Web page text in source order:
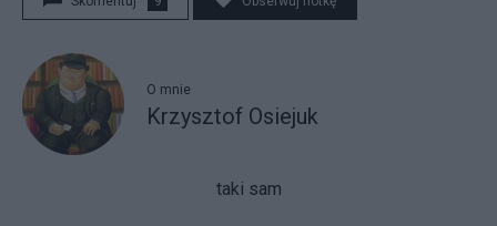
O mnie
Krzysztof Osiejuk
taki sam